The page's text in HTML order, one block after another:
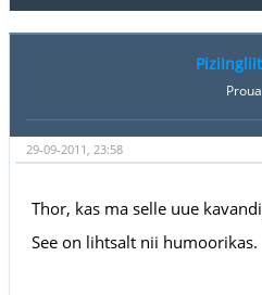
Proua
29-09-2011, 23:58
Thor, kas ma selle uue
See on lihtsalt nii humoorikas.